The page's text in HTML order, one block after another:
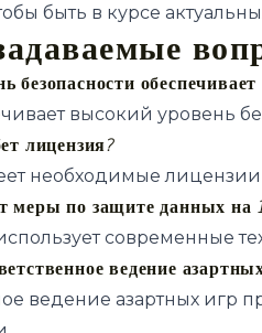
быть в курсе
безопасности обеспечивает
высокий уровень
лицензия?
необходимые
меры по защите данных на
современные
ведение
ведение азартных игр